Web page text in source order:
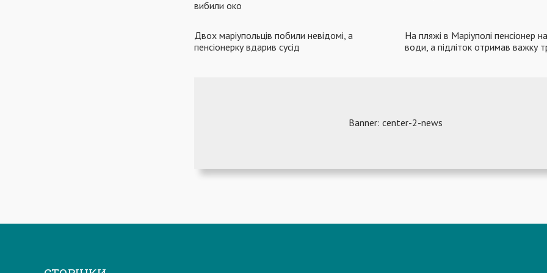
вибили око
Двох маріупольців побили невідомі, а
пенсіонерку вдарив сусід
На пляжі в Маріуполі пенсіонер
води, а підліток отримав важку